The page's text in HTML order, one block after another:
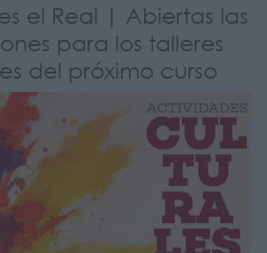
el Real | Abiertas las
para los talleres
del próximo curso